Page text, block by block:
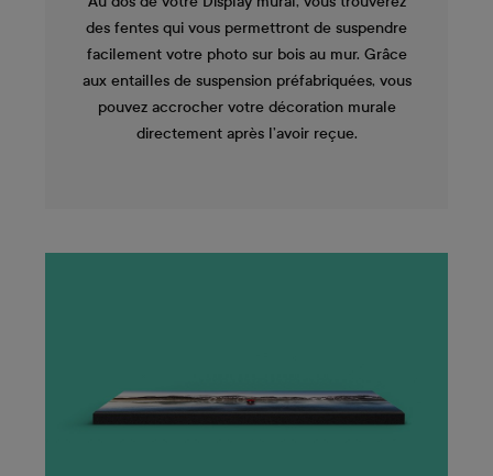
des fentes qui vous permettront de suspendre
facilement votre photo sur bois au mur. Grâce
aux entailles de suspension préfabriquées, vous
pouvez accrocher votre décoration murale
directement après l’avoir reçue.